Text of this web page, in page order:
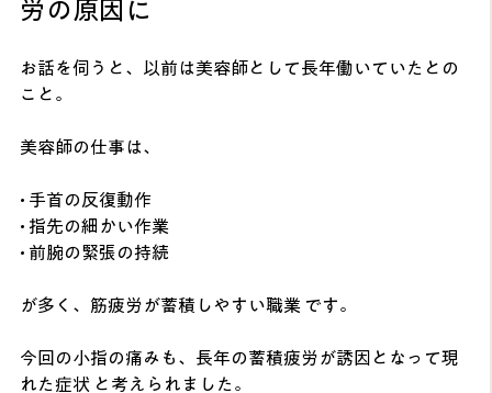
労の原因に
お話を伺うと、以前は美容師として長年働いていたとの
こと。
美容師の仕事は、
• 手首の反復動作
• 指先の細かい作業
• 前腕の緊張の持続
が多く、筋疲労が蓄積しやすい職業 です。
今回の小指の痛みも、長年の蓄積疲労が誘因となって現
れた症状 と考えられました。